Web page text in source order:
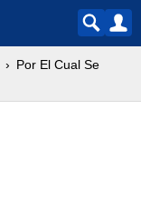
Por El Cual Se